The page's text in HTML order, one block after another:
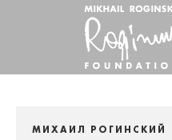
МИХАИЛ РОГИНСКИЙ